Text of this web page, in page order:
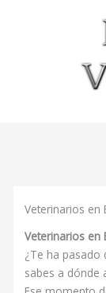
Veterinarios en
Veterinarios en
¿Te ha pasado
sabes a dónde